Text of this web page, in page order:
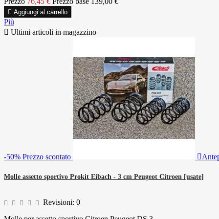
 Aggiungi al carrello
Più
 Ultimi articoli in magazzino
-50% Prezzo scontato 
Molle assetto sportivo Prokit Eibach - 3 cm Peugeot Citroen [usate]
Revisioni: 0